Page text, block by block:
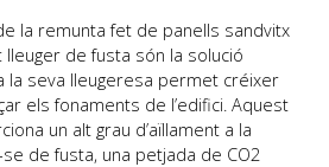
la remunta fet de panells sandvitx
de fusta són la solució
la seva lleugeresa permet créixer
els fonaments de l’edifici. Aquest
un alt grau d’aïllament a la
de fusta, una petjada de CO2